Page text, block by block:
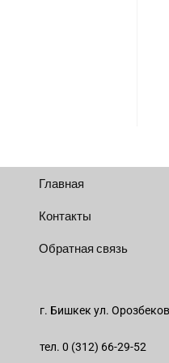
Главная
Контакты
Обратная связь
г. Бишкек ул.
тел. 0 (312) 66-29-52